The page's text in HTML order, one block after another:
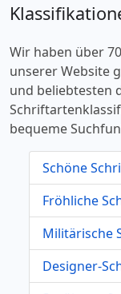
Wir haben über
unserer Website
und beliebtesten
bequeme
Schöne
Fröhliche
Militärische
Designer-